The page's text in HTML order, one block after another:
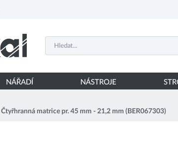
NÁŘADÍ NÁSTROJE
Čtyřhranná matrice pr. 45 mm - 21,2 mm (BER067303)